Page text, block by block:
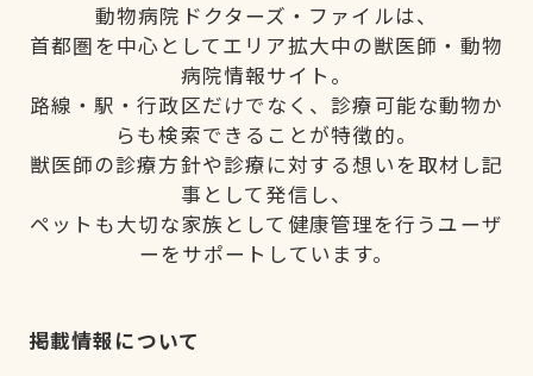
動物病院ドクターズ・ファイルは、
首都圏を中心としてエリア拡大中の獣医師・動物
病院情報サイト。
路線・駅・行政区だけでなく、診療可能な動物か
らも検索できることが特徴的。
獣医師の診療方針や診療に対する想いを取材し記
事として発信し、
ペットも大切な家族として健康管理を行うユーザ
ーをサポートしています。
掲載情報について